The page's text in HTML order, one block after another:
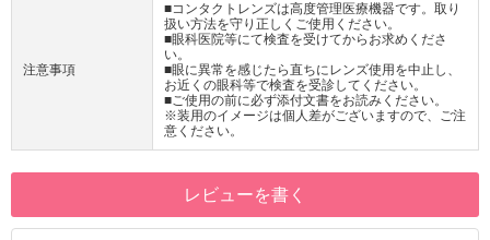
注意事項
■コンタクトレンズは高度管理医療機器です。取り
扱い方法を守り正しくご使用ください。
■眼科医院等にて検査を受けてからお求めくださ
い。
■眼に異常を感じたら直ちにレンズ使用を中止し、
お近くの眼科等で検査を受診してください。
■ご使用の前に必ず添付文書をお読みください。
※装用のイメージは個人差がございますので、ご注
意ください。
レビューを書く